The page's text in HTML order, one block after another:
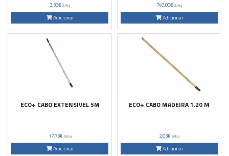
3,33€ S/Iva
Adicionar
740,00€ S/Iva
Adicionar
ECO+ CABO EXTENSIVEL 5M
17,73€ S/Iva
Adicionar
ECO+ CABO MADEIRA 1.20 M
2,03€ S/Iva
Adicionar